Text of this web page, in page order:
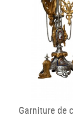
Garniture de